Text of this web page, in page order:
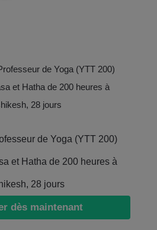
de Yoga (YTT 200)
et Hatha de 200 heures à
28 jours
dès maintenant